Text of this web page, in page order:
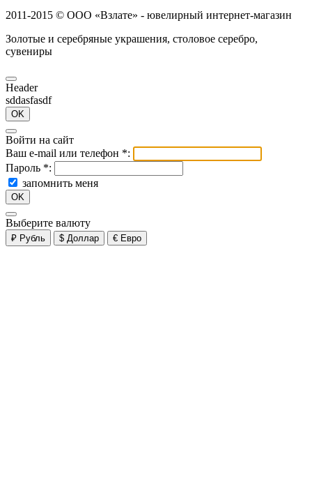
2011-2015 © ООО «Взлате» - ювелирный интернет-магазин
Золотые и серебряные украшения, столовое серебро,
сувениры
Header
sddasfasdf
OK
Войти на сайт
Ваш e-mail или телефон *:
Пароль *:
запомнить меня
OK
Выберите валюту
₽ Рубль $ Доллар € Евро